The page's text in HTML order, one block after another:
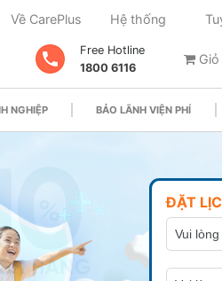
Về CarePlus Hệ thống
Free Hotline
1800 6116
NGHIỆP BẢO LÃNH VIỆN PHÍ
ĐẶT